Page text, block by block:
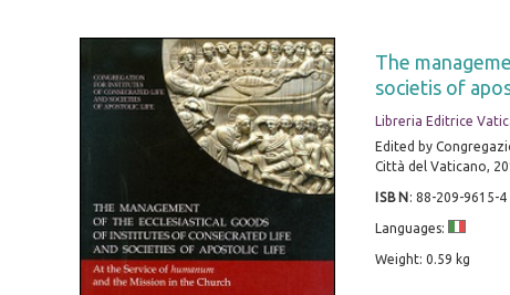
The
societis of
Libreria Editrice
Edited by
Città del Vaticano,
ISBN : 88-209-9615-4
Languages:
Weight: 0.59 kg